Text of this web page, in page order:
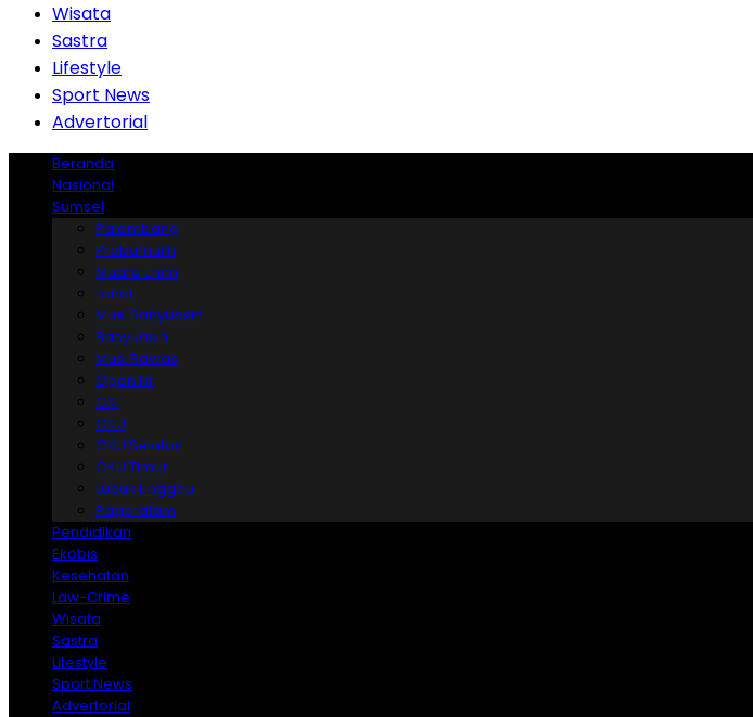
Wisata
Sastra
Lifestyle
Sport News
Advertorial
Beranda
Nasional
Sumsel
Palembang
Prabumulih
Muara Enim
Lahat
Musi Banyuasin
Banyuasin
Musi Rawas
Ogan Ilir
OKI
OKU
OKU Selatan
OKU Timur
Lubuk Linggau
Pagaralam
Pendidikan
Ekobis
Kesehatan
Law-Crime
Wisata
Sastra
Lifestyle
Sport News
Advertorial